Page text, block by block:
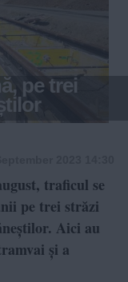
pe trei
traficul se
pe trei străzi
Aici au
și a